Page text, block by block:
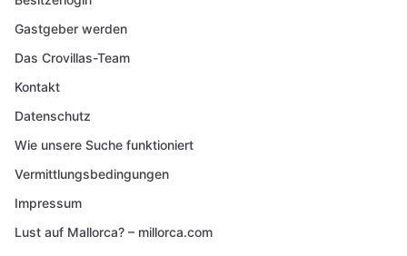
Gastgeber werden
Das Crovillas-Team
Kontakt
Datenschutz
Wie unsere Suche funktioniert
Vermittlungsbedingungen
Impressum
Lust auf Mallorca? – millorca.com